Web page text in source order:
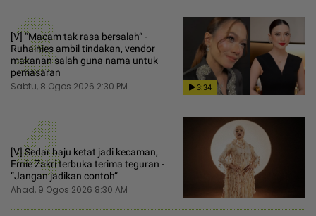
3
[V] “Macam tak rasa bersalah“ -
Ruhainies ambil tindakan, vendor
makanan salah guna nama untuk
pemasaran
Sabtu, 8 Ogos 2026 2:30 PM 3:34
4
[V] Sedar baju ketat jadi kecaman,
Ernie Zakri terbuka terima teguran -
“Jangan jadikan contoh“
Ahad, 9 Ogos 2026 8:30 AM